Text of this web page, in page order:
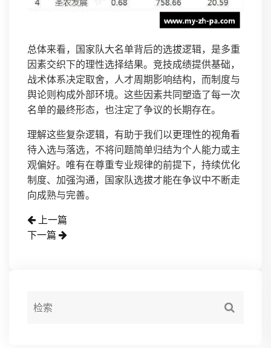
总体来看，国家队大名单背后的选拔逻辑，是多重
因素交织下的理性选择结果。竞技成绩提供基础，
战术体系决定取舍，人才周期影响结构，而制度与
舆论则构成外部环境。这些因素共同塑造了每一次
名单的最终形态，也注定了争议的长期存在。
理解这些复杂逻辑，有助于我们以更理性的视角看
待入选与落选，不将问题简单归结为个人能力或主
观偏好。唯有在尊重专业规律的前提下，持续优化
制度、加强沟通，国家队选拔才能在争议中不断走
向成熟与完善。
上一篇
下一篇